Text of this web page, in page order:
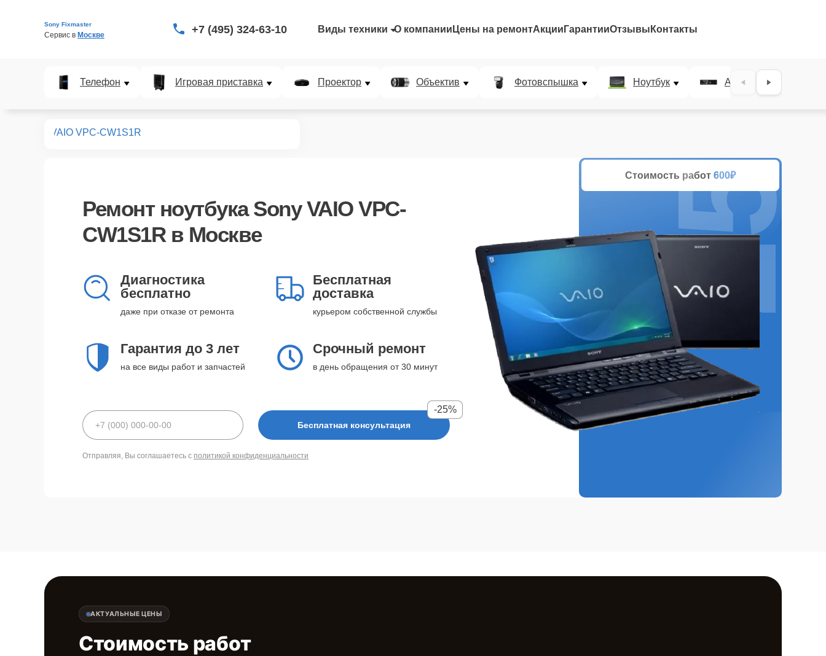
Sony Fixmaster
Сервис в Москве +7 (495) 324-63-10 Виды техники О компании Цены на ремонтАкции ГарантииОтзывы Контакты
Телефон Игровая приставка Проектор Объектив Фотовспышка Ноутбук AV-ресивер
VAIO VPC-CW1S1R
Ремонт ноутбука Sony VAIO VPC-
CW1S1Rв Москве
Диагностика
бесплатно
даже при отказе от ремонта
Бесплатная
доставка
курьером собственной службы
Гарантия до 3 лет
на все виды работ и запчастей
Срочный ремонт
в день обращения от 30 минут
Бесплатная консультация
-25%
Отправляя, Вы соглашаетесь с политикой конфиденциальности
Стоимость работ 600₽
25%
АКТУАЛЬНЫЕ ЦЕНЫ
Стоимость работ